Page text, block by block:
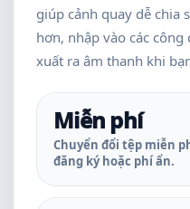
giúp cảnh quay dễ chia
hơn, nhập vào các
xuất ra âm thanh khi
Miễn phí
Chuyển đổi tệp miễn
đăng ký hoặc phí ẩn.